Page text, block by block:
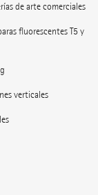
de arte comerciales
fluorescentes T5 y
verticales